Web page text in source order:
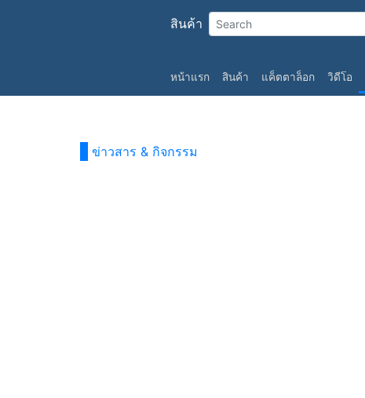
สินค้า
หน้าแรก(current)
สินค้า แค็ตตาล็อก วิดีโอ
ข่าวสาร & กิจกรรม